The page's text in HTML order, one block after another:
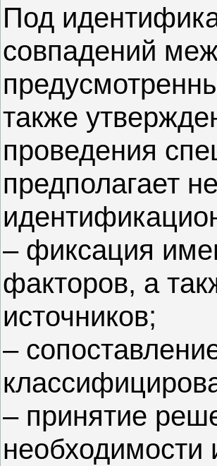
Под
совпадений
также
проведения
предполагает
– фиксация
факторов, а
источников;
–
– принятие
необходимости